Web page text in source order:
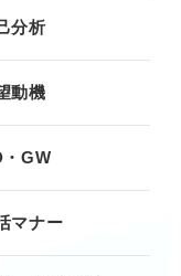
分析
動機
GW
マナー